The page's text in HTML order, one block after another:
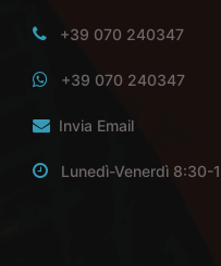
+39 070 240347
+39 070 240347
Invia Email
Lunedì-Venerdì